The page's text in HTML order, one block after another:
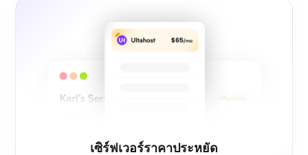
เซิร์ฟเวอร์ราคาประหยัด